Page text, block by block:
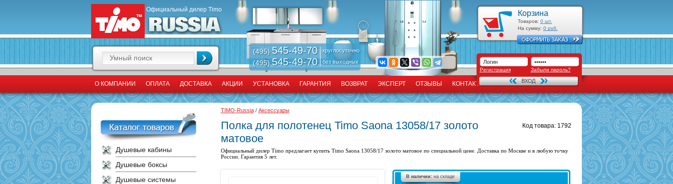
Официальный дилер Timo
(495) 545-49-70
(495)545-49-70
круглосуточно
без выходных
Корзина
Товаров: 0шт.
На сумму: 0руб.
Регистрация Забыли пароль?
О КОМПАНИИ ОПЛАТА ДОСТАВКА АКЦИИ УСТАНОВКА ГАРАНТИЯ ВОЗВРАТ ЭКСПЕРТ ОТЗЫВЫ КОНТАКТЫ
Душевые кабины
Душевые боксы
Душевые системы
TIMO-Russia/ Аксессуары
Код товара: 1792
Полка для полотенец Timo Saona 13058/17 золото
матовое
Официальный дилер Timo предлагает купить Timo Saona 13058/17 золото матовое по специальной цене. Доставка по Москве и в любую точку
России. Гарантия 5 лет.
В наличии: на складе